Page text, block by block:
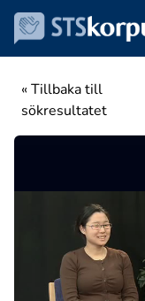
« Tillbaka till
sökresultatet